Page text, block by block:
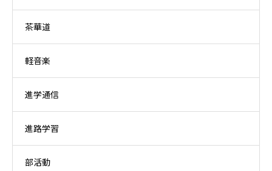
茶華道
軽音楽
進学通信
進路学習
部活動